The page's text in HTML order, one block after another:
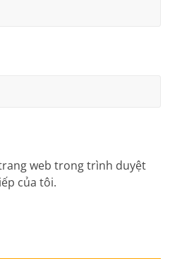
web trong trình duyệt
của tôi.